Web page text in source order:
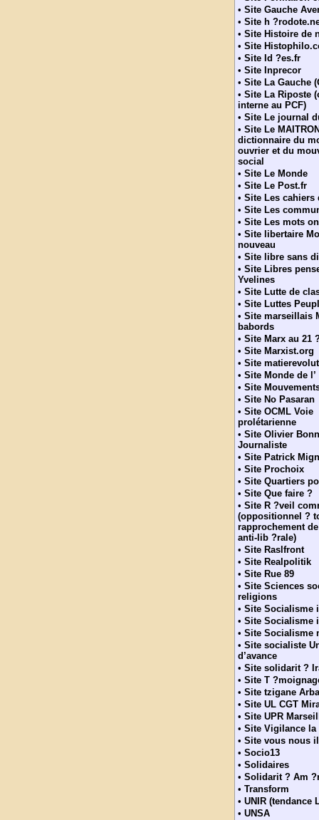
• Site Gauche
• Site h
• Site Histoire de
• Site
• Site Id ?es.fr
• Site Inprecor
• Site La Gauche
• Site La Riposte
interne au PCF)
• Site Le journal
• Site Le
dictionnaire du
ouvrier et du
social
• Site Le Monde
• Site Le Post.fr
• Site Les cahiers
• Site Les
• Site Les mots
• Site libertaire
nouveau
• Site libre sans
• Site Libres
Yvelines
• Site Lutte de
• Site Luttes
• Site marseillais
babords
• Site Marx au 21
• Site Marxist.org
• Site
• Site Monde de
• Site
• Site No Pasaran
• Site OCML Voie
prolétarienne
• Site Olivier
Journaliste
• Site Patrick
• Site Prochoix
• Site Quartiers
• Site Que faire ?
• Site R ?veil
(oppositionnel ?
rapprochement
anti-lib ?rale)
• Site Raslfront
• Site Realpolitik
• Site Rue 89
• Site Sciences
religions
• Site Socialisme
• Site Socialisme
• Site Socialisme
• Site socialiste
d’avance
• Site solidarit ?
• Site T
• Site tzigane
• Site UL CGT
• Site UPR
• Site Vigilance la
• Site vous nous
• Socio13
• Solidaires
• Solidarit ? Am
• Transform
• UNIR (tendance
• UNSA